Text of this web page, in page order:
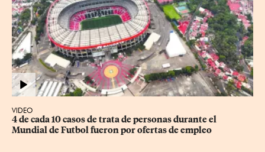
VIDEO
4 de cada 10 casos de trata de personas durante el
Mundial de Futbol fueron por ofertas de empleo